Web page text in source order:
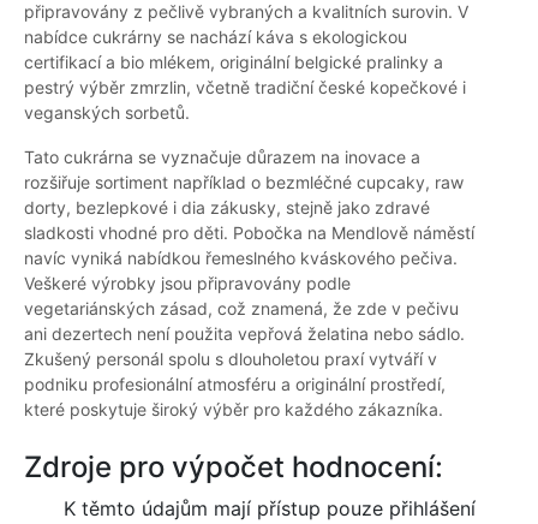
připravovány z pečlivě vybraných a kvalitních surovin. V
nabídce cukrárny se nachází káva s ekologickou
certifikací a bio mlékem, originální belgické pralinky a
pestrý výběr zmrzlin, včetně tradiční české kopečkové i
veganských sorbetů.
Tato cukrárna se vyznačuje důrazem na inovace a
rozšiřuje sortiment například o bezmléčné cupcaky, raw
dorty, bezlepkové i dia zákusky, stejně jako zdravé
sladkosti vhodné pro děti. Pobočka na Mendlově náměstí
navíc vyniká nabídkou řemeslného kváskového pečiva.
Veškeré výrobky jsou připravovány podle
vegetariánských zásad, což znamená, že zde v pečivu
ani dezertech není použita vepřová želatina nebo sádlo.
Zkušený personál spolu s dlouholetou praxí vytváří v
podniku profesionální atmosféru a originální prostředí,
které poskytuje široký výběr pro každého zákazníka.
Zdroje pro výpočet hodnocení:
K těmto údajům mají přístup pouze přihlášení